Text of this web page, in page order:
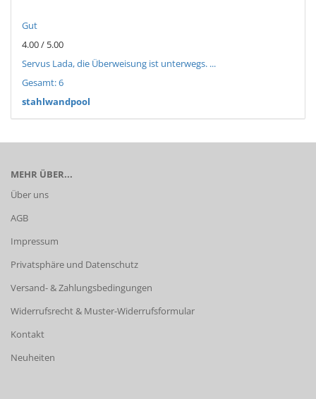
Gut
4.00 / 5.00
Servus Lada, die Überweisung ist unterwegs. ...
Gesamt: 6
stahlwandpool
MEHR ÜBER...
Über uns
AGB
Impressum
Privatsphäre und Datenschutz
Versand- & Zahlungsbedingungen
Widerrufsrecht & Muster-Widerrufsformular
Kontakt
Neuheiten